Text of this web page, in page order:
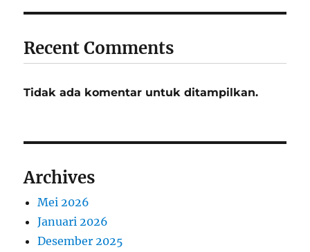
Recent Comments
Tidak ada komentar untuk ditampilkan.
Archives
Mei 2026
Januari 2026
Desember 2025